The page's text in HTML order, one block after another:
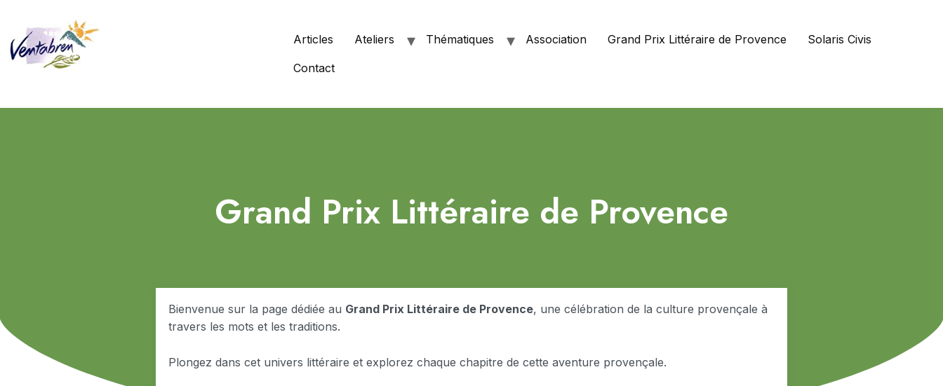
Articles Ateliers Thématiques Association Grand Prix Littéraire de Provence Solaris Civis
Contact
Grand Prix Littéraire de Provence
Bienvenue sur la page dédiée au Grand Prix Littéraire de Provence, une célébration de la culture provençale à
travers les mots et les traditions.
Plongez dans cet univers littéraire et explorez chaque chapitre de cette aventure provençale.